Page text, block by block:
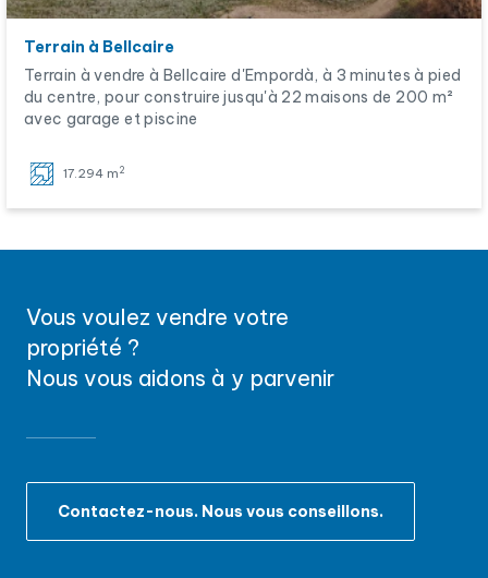
Terrain à Bellcaire
Terrain à vendre à Bellcaire d'Empordà, à 3 minutes à pied
du centre, pour construire jusqu'à 22 maisons de 200 m²
avec garage et piscine
17.294 m 2
Vous voulez vendre votre
propriété ?
Nous vous aidons à y parvenir
Contactez-nous. Nous vous conseillons.